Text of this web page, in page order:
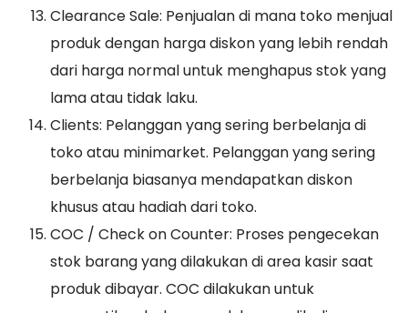
Clearance Sale: Penjualan di mana toko menjual
produk dengan harga diskon yang lebih rendah
dari harga normal untuk menghapus stok yang
lama atau tidak laku.
Clients: Pelanggan yang sering berbelanja di
toko atau minimarket. Pelanggan yang sering
berbelanja biasanya mendapatkan diskon
khusus atau hadiah dari toko.
COC / Check on Counter: Proses pengecekan
stok barang yang dilakukan di area kasir saat
produk dibayar. COC dilakukan untuk